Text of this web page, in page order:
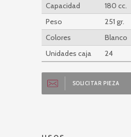
Capacidad
180 cc.
Peso
251 gr.
Colores
Blanco
Unidades caja
24
SOLICITAR PIEZA